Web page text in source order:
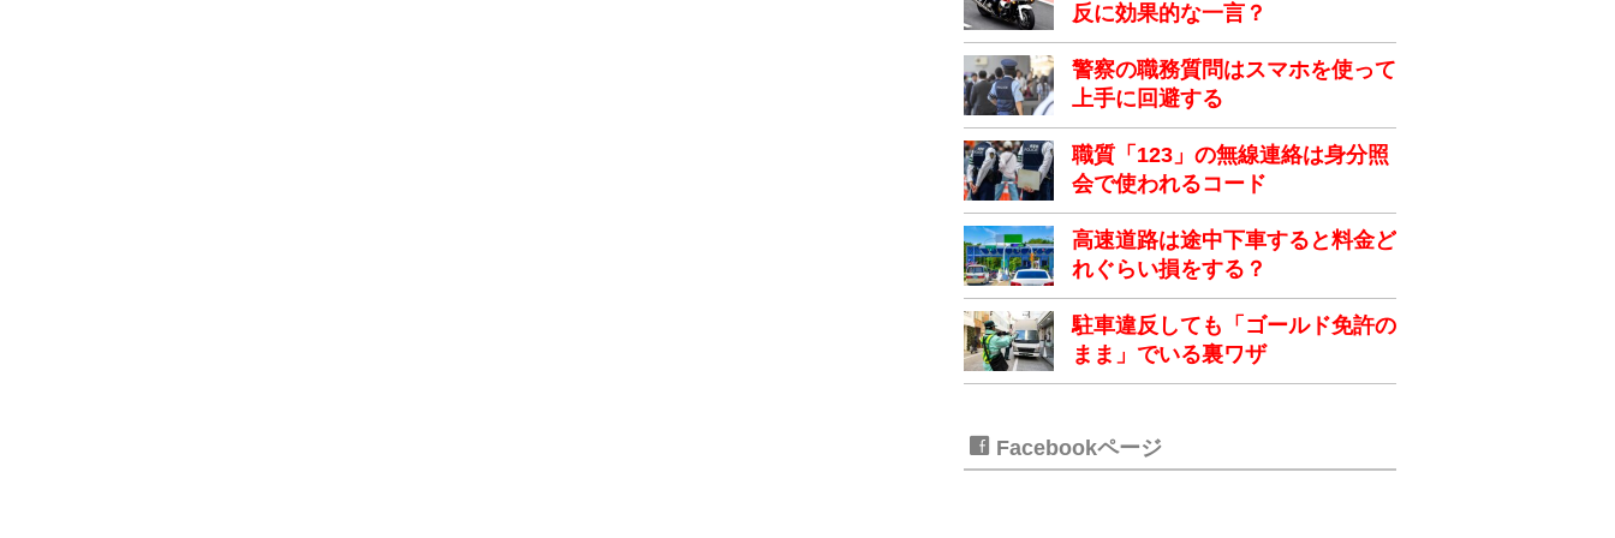
反に効果的な一言？
警察の職務質問はスマホを使って
上手に回避する
職質「123」の無線連絡は身分照
会で使われるコード
高速道路は途中下車すると料金ど
れぐらい損をする？
駐車違反しても「ゴールド免許の
まま」でいる裏ワザ
Facebookページ